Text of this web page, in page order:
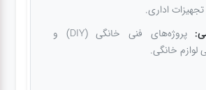
تجهیزات اداری.
پروژه‌های فنی خانگی (DIY) و
لوازم خانگی.